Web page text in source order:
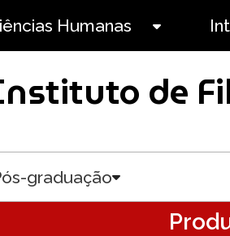
Humanas
de
graduação